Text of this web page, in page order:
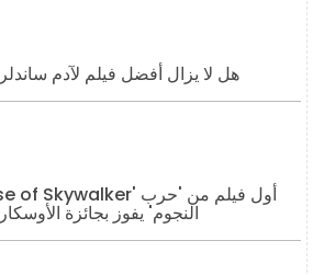
هل لا يزال أفضل فيلم لآدم
النجوم' يفوز بجائزة